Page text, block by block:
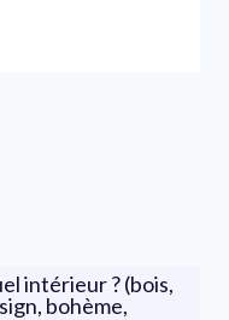
intérieur ? (bois,
bohème,